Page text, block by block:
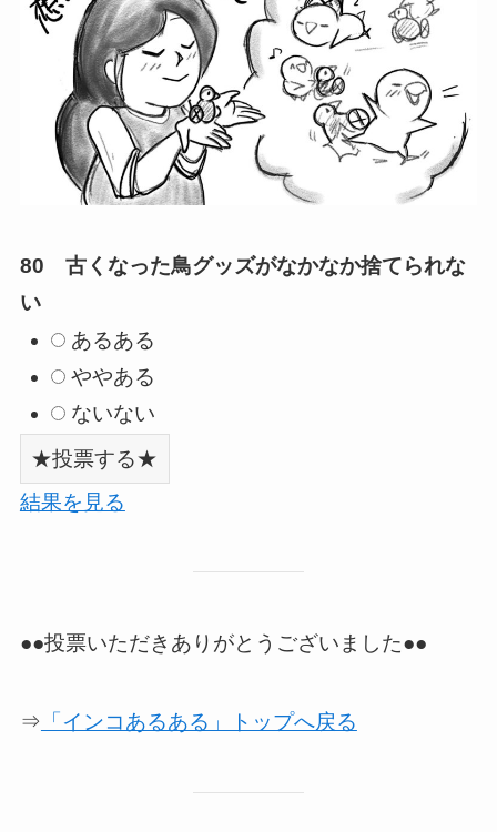
80 古くなった鳥グッズがなかなか捨てられな
い
あるある
ややある
ないない
結果を見る
●●投票いただきありがとうございました●●
⇒ 「インコあるある」トップへ戻る